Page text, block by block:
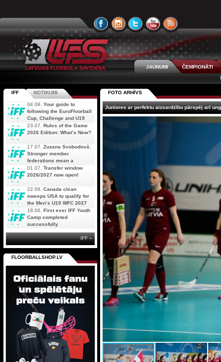
JAUNUMI
ČEMPIONĀTI
FOTO ARHĪVS
Juniores ar perfektu aizsardzību pārspēj arī
IFF NOTIKUMI
04.08. Your guide to
following the EuroFloorball
Cup, Challenge and U19
AOFC Qualifiers
simultaneously
23.07. Rules of the Game
2026 Edition: What’s New?
17.07. Zuzana Svobodová:
Stronger member
federations mean a
stronger future for floorball
01.07. Transfer window
2026/2027 now open!
22.06. Canada clean
sweeps USA to qualify for
the Men’s U19 WFC 2027
18.06. First ever IFF Youth
Camp completed
successfully
IFF »
FLOORBALLSHOP.LV